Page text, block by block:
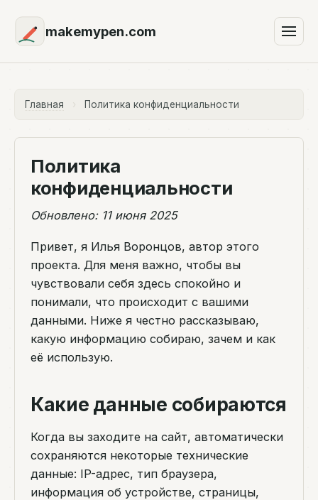
makemypen.com
Главная Политика конфиденциальности
Политика
конфиденциальности
Обновлено: 11 июня 2025
Привет, я Илья Воронцов, автор этого
проекта. Для меня важно, чтобы вы
чувствовали себя здесь спокойно и
понимали, что происходит с вашими
данными. Ниже я честно рассказываю,
какую информацию собираю, зачем и как
её использую.
Какие данные собираются
Когда вы заходите на сайт, автоматически
сохраняются некоторые технические
данные: IP-адрес, тип браузера,
информация об устройстве, страницы,